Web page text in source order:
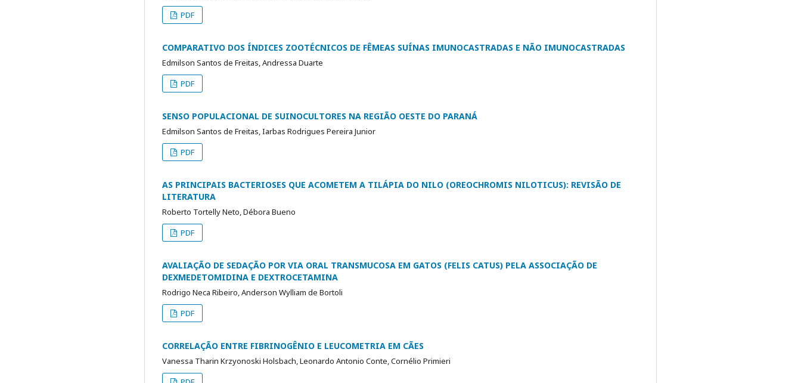
PDF
COMPARATIVO DOS ÍNDICES ZOOTÉCNICOS DE FÊMEAS SUÍNAS IMUNOCASTRADAS E NÃO IMUNOCASTRADAS
Edmilson Santos de Freitas, Andressa Duarte
PDF
SENSO POPULACIONAL DE SUINOCULTORES NA REGIÃO OESTE DO PARANÁ
Edmilson Santos de Freitas, Iarbas Rodrigues Pereira Junior
PDF
AS PRINCIPAIS BACTERIOSES QUE ACOMETEM A TILÁPIA DO NILO (OREOCHROMIS NILOTICUS): REVISÃO DE
LITERATURA
Roberto Tortelly Neto, Débora Bueno
PDF
AVALIAÇÃO DE SEDAÇÃO POR VIA ORAL TRANSMUCOSA EM GATOS (FELIS CATUS) PELA ASSOCIAÇÃO DE
DEXMEDETOMIDINA E DEXTROCETAMINA
Rodrigo Neca Ribeiro, Anderson Wylliam de Bortoli
PDF
CORRELAÇÃO ENTRE FIBRINOGÊNIO E LEUCOMETRIA EM CÃES
Vanessa Tharin Krzyonoski Holsbach, Leonardo Antonio Conte, Cornélio Primieri